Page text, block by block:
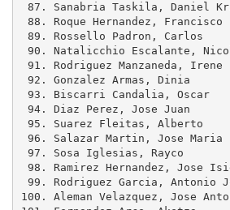
87. Sanabria Taskila, Daniel
88. Roque Hernandez,
89. Rossello Padron, Carlos
90. Natalicchio Escalante,
91. Rodriguez Manzaneda,
92. Gonzalez Armas, Dinia
93. Biscarri Candalia, Oscar
94. Diaz Perez, Jose Juan
95. Suarez Fleitas, Alberto
96. Salazar Martin, Jose
97. Sosa Iglesias, Rayco
98. Ramirez Hernandez,
99. Rodriguez Garcia, Antonio
100. Aleman Velazquez,